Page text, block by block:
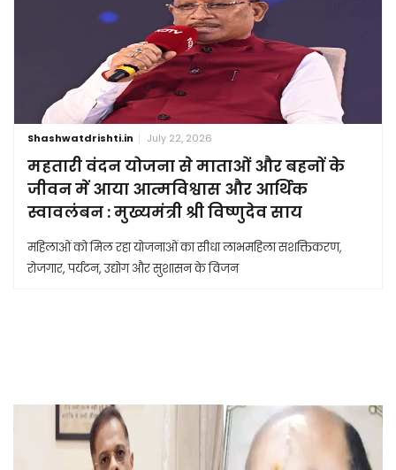
Shashwatdrishti.in July 22, 2026
महतारी वंदन योजना से माताओं और बहनों के
जीवन में आया आत्मविश्वास और आर्थिक
स्वावलंबन : मुख्यमंत्री श्री विष्णुदेव साय
महिलाओं को मिल रहा योजनाओं का सीधा लाभमहिला सशक्तिकरण,
रोजगार, पर्यटन, उद्योग और सुशासन के विजन